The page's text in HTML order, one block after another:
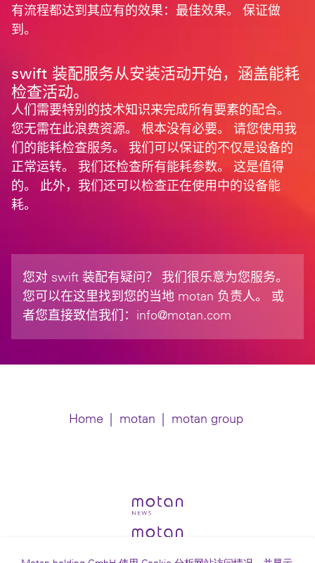
有流程都达到其应有的效果：最佳效果。 保证做
到。
swift 装配服务从安装活动开始，涵盖能耗
检查活动。
人们需要特别的技术知识来完成所有要素的配合。
您无需在此浪费资源。 根本没有必要。 请您使用我
们的能耗检查服务。 我们可以保证的不仅是设备的
正常运转。 我们还检查所有能耗参数。 这是值得
的。 此外，我们还可以检查正在使用中的设备能
耗。
您对 swift 装配有疑问？ 我们很乐意为您服务。
您可以在这里找到您的当地 motan 负责人。 或
者您直接致信我们： info@motan.com
Home motan motan group